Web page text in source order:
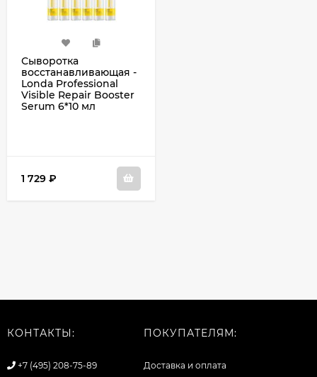
Сыворотка
восстанавливающая -
Londa Professional
Visible Repair Booster
Serum 6*10 мл
1 729 ₽
КОНТАКТЫ:
+7 (495) 208-75-89
ПОКУПАТЕЛЯМ:
Доставка и оплата